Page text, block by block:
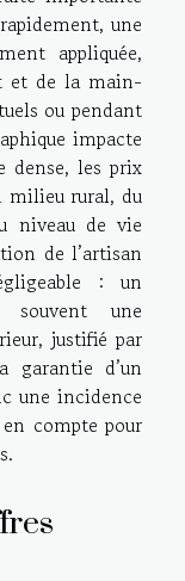
une
appliquée,
et de la main-
ou pendant
impacte
dense, les prix
milieu rural, du
niveau de vie
de l’artisan
: un
souvent une
justifié par
d’un
une incidence
compte pour